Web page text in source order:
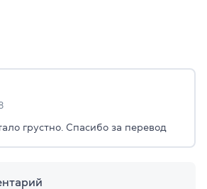
грустно. Спасибо за перевод